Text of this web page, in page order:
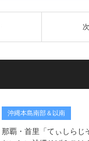
沖縄本島南部＆以南
那覇・首里「てぃしらじ